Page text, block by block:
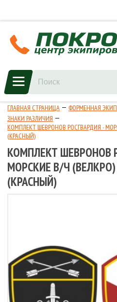
ГЛАВНАЯ СТРАНИЦА ФОРМЕННАЯ
ЗНАКИ РАЗЛИЧИЯ
КОМПЛЕКТ ШЕВРОНОВ РОСГВАРДИЯ -
(КРАСНЫЙ)
КОМПЛЕКТ ШЕВРОНОВ
МОРСКИЕ В/Ч
(КРАСНЫЙ)